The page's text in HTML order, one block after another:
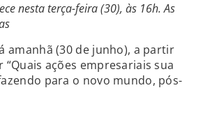
nesta terça-feira (30), às 16h. As
amanhã (30 de junho), a partir
“Quais ações empresariais sua
para o novo mundo, pós-